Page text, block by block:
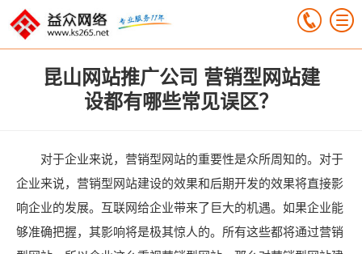
昆山网站推广公司 营销型网站建
设都有哪些常见误区？
对于企业来说，营销型网站的重要性是众所周知的。对于
企业来说，营销型网站建设的效果和后期开发的效果将直接影
响企业的发展。互联网给企业带来了巨大的机遇。如果企业能
够准确把握，其影响将是极其惊人的。所有这些都将通过营销